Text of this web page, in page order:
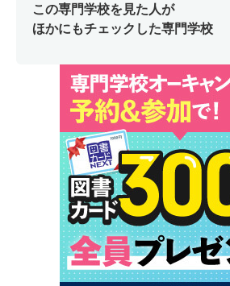
この専門学校を見た人が
ほかにもチェックした専門学校